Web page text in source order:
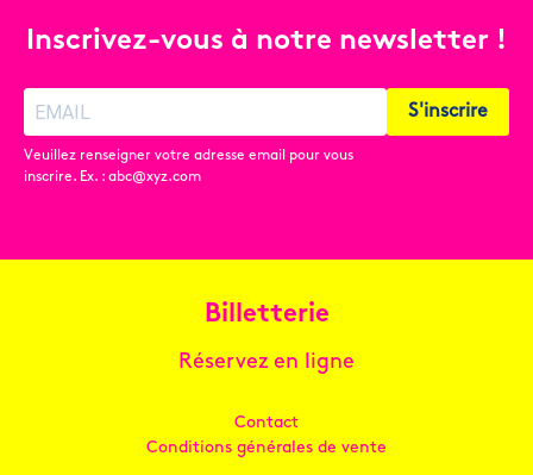
Inscrivez-vous à notre newsletter !
Veuillez renseigner votre adresse email pour vous
inscrire. Ex. : abc@xyz.com
S'inscrire
Billetterie
Réservez en ligne
Contact
Conditions générales de vente